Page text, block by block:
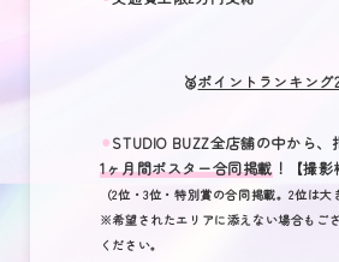
🥈ポイントランキング
⚫︎STUDIO BUZZ全店舗の中から、
1ヶ月間ポスター合同掲載！【撮影
（2位・3位・特別賞の合同掲載。2位は大
※希望されたエリアに添えない場合もご
ください。